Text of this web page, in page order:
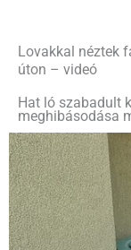
Lovakkal néztek
úton – videó
Hat ló szabadult
meghibásodása